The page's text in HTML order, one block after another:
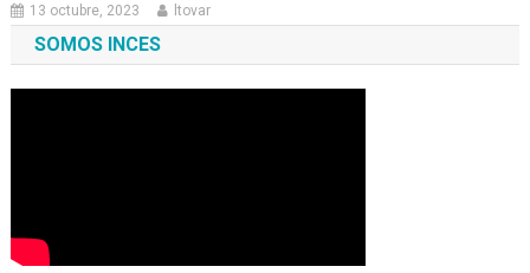
13 octubre, 2023 ltovar
SOMOS INCES